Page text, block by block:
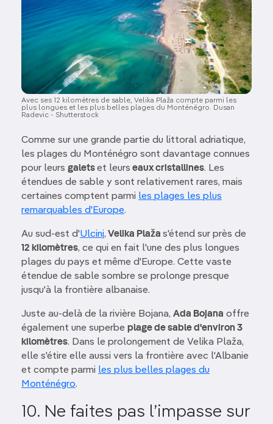
Avec ses 12 kilomètres de sable, Velika Plaža compte parmi les
plus longues et les plus belles plages du Monténégro. Dusan
Radevic - Shutterstock
Comme sur une grande partie du littoral adriatique,
les plages du Monténégro sont davantage connues
pour leurs galetset leurs eaux cristallines. Les
étendues de sable y sont relativement rares, mais
certaines comptent parmi les plages les plus
remarquables d'Europe.
Au sud-est d'Ulcinj, Velika Plaža s'étend sur près de
12 kilomètres, ce qui en fait l'une des plus longues
plages du pays et même d'Europe. Cette vaste
étendue de sable sombre se prolonge presque
jusqu'à la frontière albanaise.
Juste au-delà de la rivière Bojana, Ada Bojana offre
également une superbe plage de sable d'environ 3
kilomètres. Dans le prolongement de Velika Plaža,
elle s'étire elle aussi vers la frontière avec l'Albanie
et compte parmi les plus belles plages du
Monténégro.
10. Ne faites pas l’impasse sur